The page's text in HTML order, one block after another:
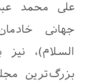
علی محمد
جهانی
السلام)،
بزرگ‌ترین